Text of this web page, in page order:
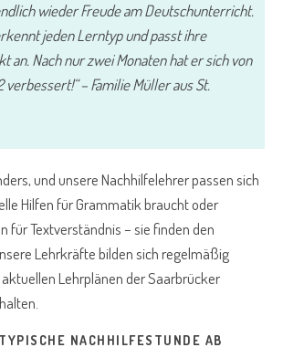
wieder Freude am Deutschunterricht.
jeden Lerntyp und passt ihre
an. Nach nur zwei Monaten hat er sich von
verbessert!“ – Familie Müller aus St.
und unsere Nachhilfelehrer passen sich
Hilfen für Grammatik braucht oder
für Textverständnis – sie finden den
Lehrkräfte bilden sich regelmäßig
Lehrplänen der Saarbrücker
NACHHILFESTUNDE AB